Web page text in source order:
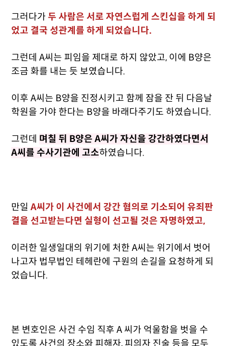
그러다가두 사람은 서로 자연스럽게 스킨십을 하게 되
었고 결국 성관계를 하게 되었습니다.
그런데 A씨는 피임을 제대로 하지 않았고, 이에 B양은
조금 화를 내는 듯 보였습니다.
이후 A씨는 B양을 진정시키고 함께 잠을 잔 뒤 다음날
학원을 가야 한다는 B양을 바래다주기도 하였습니다.
그런데 며칠 뒤 B양은 A씨가 자신을 강간하였다면서
A씨를 수사기관에 고소하였습니다.
만일 A씨가 이 사건에서 강간 혐의로 기소되어 유죄판
결을 선고받는다면 실형이 선고될 것은 자명하였고,
이러한 일생일대의 위기에 처한 A씨는 위기에서 벗어
나고자 법무법인 테헤란에 구원의 손길을 요청하게 되
었습니다.
본 변호인은 사건 수임 직후 A 씨가 억울함을 벗을 수
있도록 사건의 장소와 피해자, 피의자 진술 등을 모두